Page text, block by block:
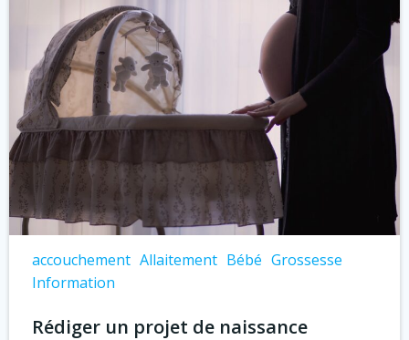
accouchement Allaitement Bébé Grossesse
Information
Rédiger un projet de naissance